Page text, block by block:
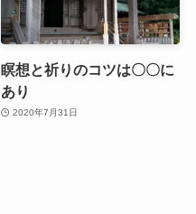
瞑想と祈りのコツは〇〇に
あり
2020年7月31日